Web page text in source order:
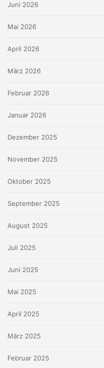
Juni 2026
Mai 2026
April 2026
März 2026
Februar 2026
Januar 2026
Dezember 2025
November 2025
Oktober 2025
September 2025
August 2025
Juli 2025
Juni 2025
Mai 2025
April 2025
März 2025
Februar 2025